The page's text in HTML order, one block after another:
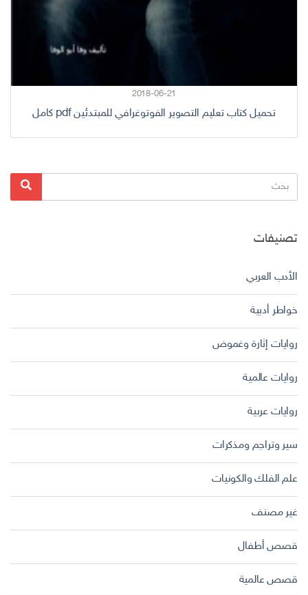
2018-06-21
تحميل كتاب تعليم التصوير الفوتوغرافي للمبتدئين pdf كامل
البحث
عن:
بحث
تصنيفات
الأدب العربي
خواطر أدبية
روايات إثارة وغموض
روايات عالمية
روايات عربية
سير وتراجم ومذكرات
علم الفلك والكونيات
غير مصنف
قصص أطفال
قصص عالمية